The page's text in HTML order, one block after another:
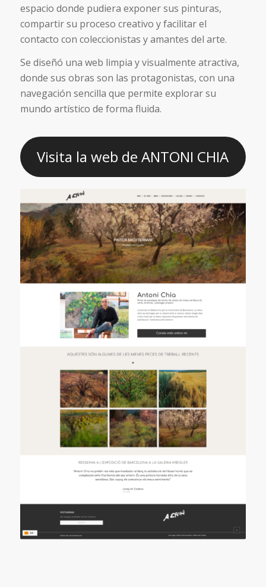
espacio donde pudiera exponer sus pinturas,
compartir su proceso creativo y facilitar el
contacto con coleccionistas y amantes del arte.
Se diseñó una web limpia y visualmente atractiva,
donde sus obras son las protagonistas, con una
navegación sencilla que permite explorar su
mundo artístico de forma fluida.
Visita la web de ANTONI CHIA